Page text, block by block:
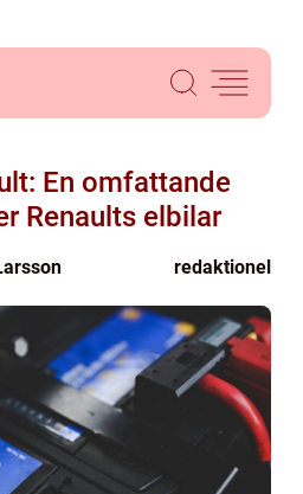
En omfattande
Renaults elbilar
redaktionel